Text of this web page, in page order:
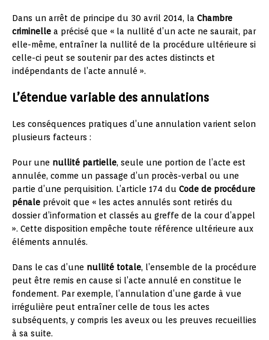
Dans un arrêt de principe du 30 avril 2014, la Chambre
criminelle a précisé que « la nullité d’un acte ne saurait, par
elle-même, entraîner la nullité de la procédure ultérieure si
celle-ci peut se soutenir par des actes distincts et
indépendants de l’acte annulé ».
L’étendue variable des annulations
Les conséquences pratiques d’une annulation varient selon
plusieurs facteurs :
Pour une nullité partielle, seule une portion de l’acte est
annulée, comme un passage d’un procès-verbal ou une
partie d’une perquisition. L’article 174 du Code de procédure
pénale prévoit que « les actes annulés sont retirés du
dossier d’information et classés au greffe de la cour d’appel
». Cette disposition empêche toute référence ultérieure aux
éléments annulés.
Dans le cas d’une nullité totale, l’ensemble de la procédure
peut être remis en cause si l’acte annulé en constitue le
fondement. Par exemple, l’annulation d’une garde à vue
irrégulière peut entraîner celle de tous les actes
subséquents, y compris les aveux ou les preuves recueillies
à sa suite.